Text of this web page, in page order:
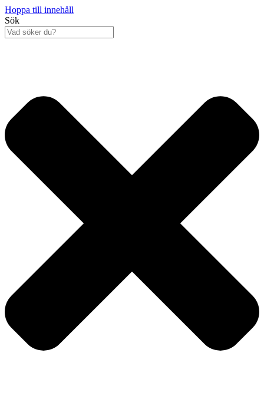
Hoppa till innehåll
Sök